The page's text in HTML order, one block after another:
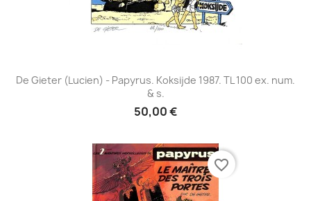
De Gieter (Lucien) - Papyrus. Koksijde 1987. TL 100 ex. num.
& s.
50,00 €
favorite_border